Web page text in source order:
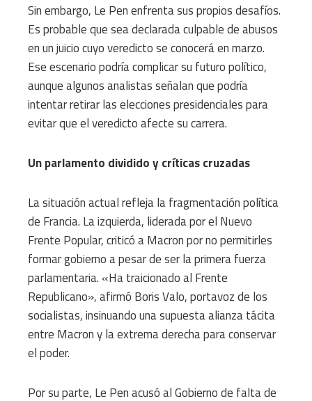
Sin embargo, Le Pen enfrenta sus propios desafíos.
Es probable que sea declarada culpable de abusos
en un juicio cuyo veredicto se conocerá en marzo.
Ese escenario podría complicar su futuro político,
aunque algunos analistas señalan que podría
intentar retirar las elecciones presidenciales para
evitar que el veredicto afecte su carrera.
Un parlamento dividido y críticas cruzadas
La situación actual refleja la fragmentación política
de Francia. La izquierda, liderada por el Nuevo
Frente Popular, criticó a Macron por no permitirles
formar gobierno a pesar de ser la primera fuerza
parlamentaria. «Ha traicionado al Frente
Republicano», afirmó Boris Valo, portavoz de los
socialistas, insinuando una supuesta alianza tácita
entre Macron y la extrema derecha para conservar
el poder.
Por su parte, Le Pen acusó al Gobierno de falta de